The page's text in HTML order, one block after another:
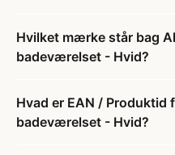
Hvilket mærke står bag
badeværelset - Hvid?
Hvad er EAN /
badeværelset - Hvid?